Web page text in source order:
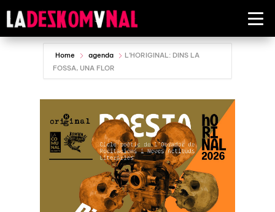
Home agenda
L’HORIGINAL: DINS LA
FOSSA, UNA FLOR